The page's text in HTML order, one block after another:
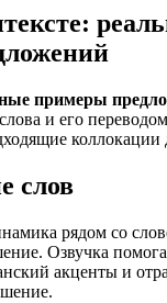
примеры
и его
коллокации
слов
рядом со
Озвучка
акценты и